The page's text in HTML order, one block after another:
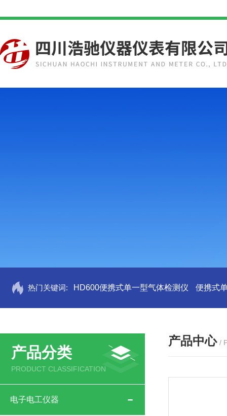
热门关键词: HD600便携式单一型气体检测仪 便携式
产品分类
PRODUCT CLASSIFICATION
电子电工仪器
产品中心 /